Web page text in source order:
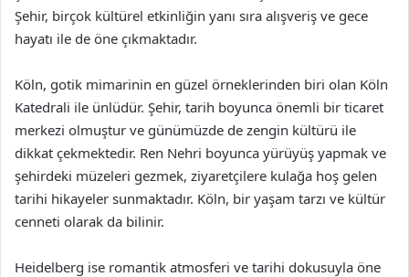
Şehir, birçok kültürel etkinliğin yanı sıra alışveriş ve gece
hayatı ile de öne çıkmaktadır.
Köln, gotik mimarinin en güzel örneklerinden biri olan Köln
Katedrali ile ünlüdür. Şehir, tarih boyunca önemli bir ticaret
merkezi olmuştur ve günümüzde de zengin kültürü ile
dikkat çekmektedir. Ren Nehri boyunca yürüyüş yapmak ve
şehirdeki müzeleri gezmek, ziyaretçilere kulağa hoş gelen
tarihi hikayeler sunmaktadır. Köln, bir yaşam tarzı ve kültür
cenneti olarak da bilinir.
Heidelberg ise romantik atmosferi ve tarihi dokusuyla öne